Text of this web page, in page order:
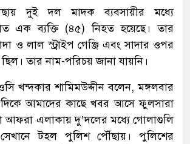
দুই দল মাদক ব্যবসায়ীর মধ্যে
এক ব্যক্তি (৪৫) নিহত হয়েছে। তার
ও লাল স্ট্রাইপ গেঞ্জি এবং সাদার ওপর
তার নাম-পরিচয় জানা যায়নি।
খন্দকার শামিমউদ্দীন বলেন, মঙ্গলবার
আমাদের কাছে খবর আসে ফুলসারা
আফরা এলাকায় দু’দলের মধ্যে গোলাগুলি
টহল পুলিশ পৌঁছায়। পুলিশের